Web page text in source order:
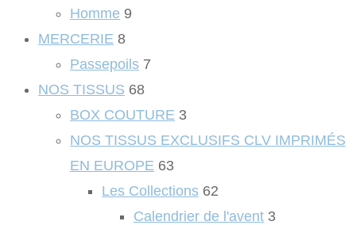
Homme 9
MERCERIE 8
Passepoils 7
NOS TISSUS 68
BOX COUTURE 3
NOS TISSUS EXCLUSIFS CLV IMPRIMÉS
EN EUROPE 63
Les Collections 62
Calendrier de l'avent 3